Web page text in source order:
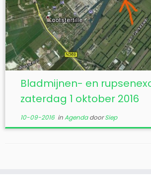
Bladmijnen- en
zaterdag 1 oktober 2016
10-09-2016inAgendadoorSiep